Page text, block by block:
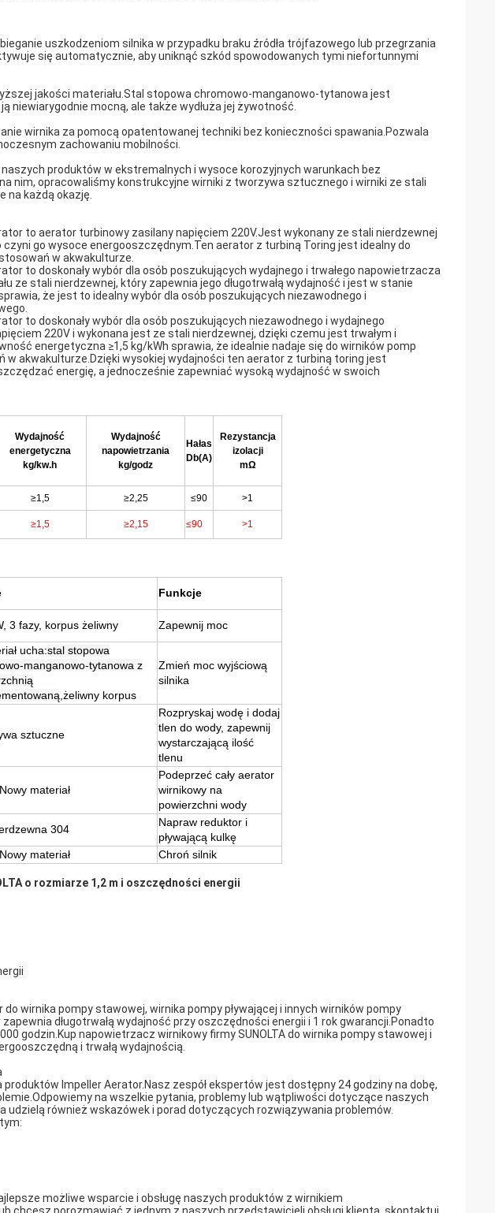
uszkodzeniom silnika w przypadku braku źródła trójfazowego lub przegrzania
się automatycznie, aby uniknąć szkód spowodowanych tymi niefortunnymi
jakości materiału.Stal stopowa chromowo-manganowo-tytanowa jest
niewiarygodnie mocną, ale także wydłuża jej żywotność.
wirnika za pomocą opatentowanej techniki bez konieczności spawania.Pozwala
zachowaniu mobilności.
produktów w ekstremalnych i wysoce korozyjnych warunkach bez
nim, opracowaliśmy konstrukcyjne wirniki z tworzywa sztucznego i wirniki ze stali
na każdą okazję.
to aerator turbinowy zasilany napięciem 220V.Jest wykonany ze stali nierdzewnej
go wysoce energooszczędnym.Ten aerator z turbiną Toring jest idealny do
w akwakulturze.
to doskonały wybór dla osób poszukujących wydajnego i trwałego napowietrzacza
ze stali nierdzewnej, który zapewnia jego długotrwałą wydajność i jest w stanie
że ​​jest to idealny wybór dla osób poszukujących niezawodnego i
to doskonały wybór dla osób poszukujących niezawodnego i wydajnego
220V i wykonana jest ze stali nierdzewnej, dzięki czemu jest trwałym i
energetyczna ≥1,5 kg/kWh sprawia, że ​​idealnie nadaje się do wirników pomp
w akwakulturze.Dzięki wysokiej wydajności ten aerator z turbiną toring jest
energię, a jednocześnie zapewniać wysoką wydajność w swoich
Wydajność
energetyczna
kg/kw.h
Wydajność
napowietrzania
kg/godz
Hałas
Db(A)
Rezystancja
izolacji
mΩ
≥1,5 ≥2,25 ≤90 >1
≥1,5 ≥2,15 ≤90 >1
Funkcje
3 fazy, korpus żeliwny Zapewnij moc
ucha:stal stopowa
manganowo-tytanowa z
żeliwny korpus
Zmień moc wyjściową
silnika
sztuczne
Rozpryskaj wodę i dodaj
tlen do wody, zapewnij
wystarczającą ilość
tlenu
materiał
Podeprzeć cały aerator
wirnikowy na
powierzchni wody
304
Napraw reduktor i
pływającą kulkę
materiał
Chroń silnik
o rozmiarze 1,2 m i oszczędności energii
do wirnika pompy stawowej, wirnika pompy pływającej i innych wirników pompy
długotrwałą wydajność przy oszczędności energii i 1 rok gwarancji.Ponadto
godzin.Kup napowietrzacz wirnikowy firmy SUNOLTA do wirnika pompy stawowej i
i trwałą wydajnością.
Impeller Aerator.Nasz zespół ekspertów jest dostępny 24 godziny na dobę,
na wszelkie pytania, problemy lub wątpliwości dotyczące naszych
udzielą również wskazówek i porad dotyczących rozwiązywania problemów.
możliwe wsparcie i obsługę naszych produktów z wirnikiem